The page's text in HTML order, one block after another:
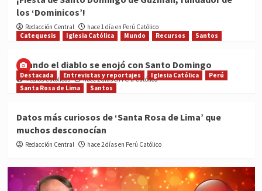
los ‘Dominicos’!
Redacción Central
hace 1 día en Perú Católico
Catequesis
Iglesia Católica Mundo Recursos Santos
Cuando el diablo se enojó con Santo Domingo
Medios Católicos hace 2 días en Perú Católico
Destacada Entrevistas y reportajes Iglesia Católica
Perú
Santa Rosa de Lima
Santos
Datos más curiosos de ‘Santa Rosa de Lima’ que
muchos desconocían
Redacción Central hace 2 días en Perú Católico